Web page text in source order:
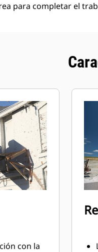
para completar el
con la